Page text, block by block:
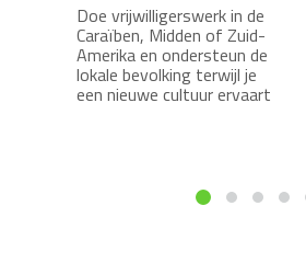
Doe vrijwilligerswerk in de
Caraïben, Midden of Zuid-
Amerika en ondersteun de
lokale bevolking terwijl je
een nieuwe cultuur ervaart